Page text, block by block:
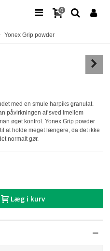
0
Yonex Grip powder
med en smule harpiks granulat.
påvirkningen af sved imellem
øget kontrol. Yonex Grip powder
at holde meget længere, da det ikke
normalt gør.
Læg i kurv